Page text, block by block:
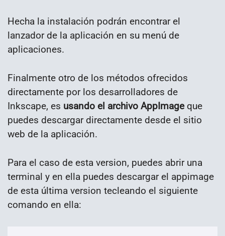
Hecha la instalación podrán encontrar el
lanzador de la aplicación en su menú de
aplicaciones.
Finalmente otro de los métodos ofrecidos
directamente por los desarrolladores de
Inkscape, es usando el archivo AppImageque
puedes descargar directamente desde el sitio
web de la aplicación.
Para el caso de esta version, puedes abrir una
terminal y en ella puedes descargar el appimage
de esta última version tecleando el siguiente
comando en ella: